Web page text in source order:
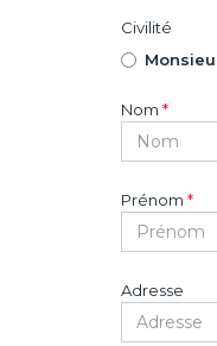
Civilité
Nom *
Prénom *
Adresse